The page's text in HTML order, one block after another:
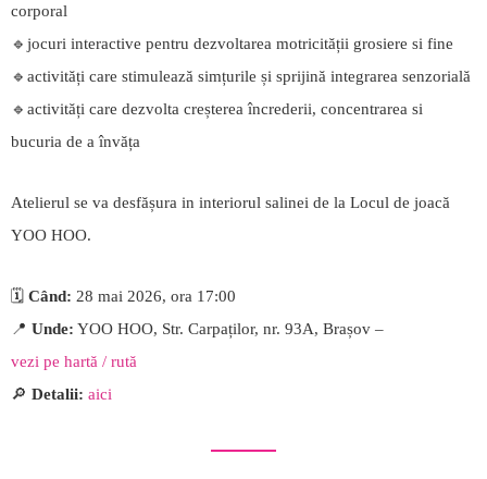
corporal
🔹️jocuri interactive pentru dezvoltarea motricității grosiere si fine
🔹️activități care stimulează simțurile și sprijină integrarea senzorială
🔹️activități care dezvolta creșterea încrederii, concentrarea si
bucuria de a învăța
Atelierul se va desfășura in interiorul salinei de la Locul de joacă
YOO HOO.
🗓️ Când: 28 mai 2026, ora 17:00
📍 Unde: YOO HOO, Str. Carpaților, nr. 93A, Brașov –
vezi pe hartă / rută
🔎 Detalii: aici